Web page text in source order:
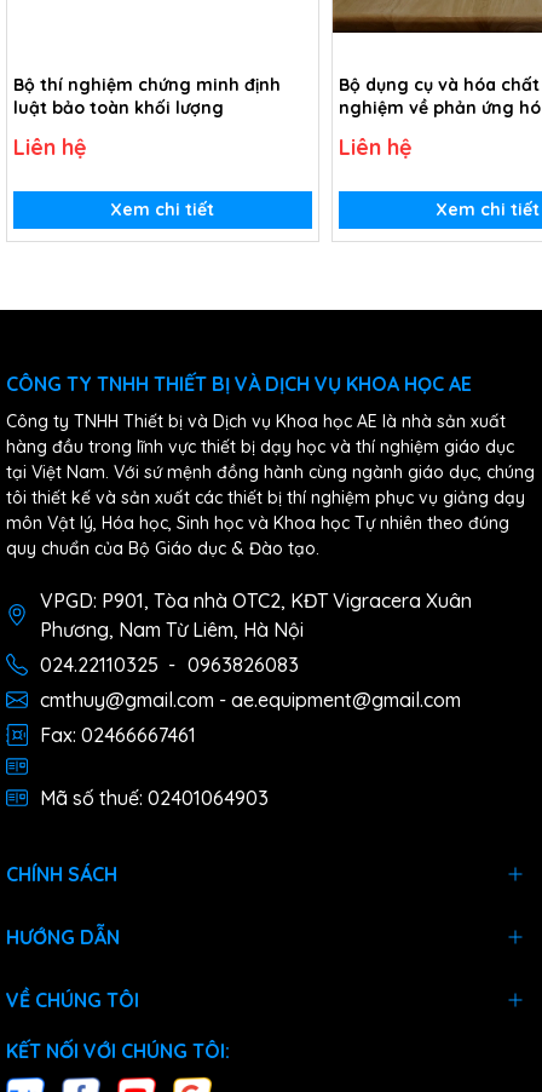
Bộ thí nghiệm chứng minh định
luật bảo toàn khối lượng
Liên hệ
Xem chi tiết
Bộ dụng cụ và hóa
nghiệm về phản ứng
Liên hệ
Xem chi tiết
CÔNG TY TNHH THIẾT BỊ VÀ DỊCH VỤ KHOA HỌC AE
Công ty TNHH Thiết bị và Dịch vụ Khoa học AE là nhà sản xuất
hàng đầu trong lĩnh vực thiết bị dạy học và thí nghiệm giáo dục
tại Việt Nam. Với sứ mệnh đồng hành cùng ngành giáo dục, chúng
tôi thiết kế và sản xuất các thiết bị thí nghiệm phục vụ giảng dạy
môn Vật lý, Hóa học, Sinh học và Khoa học Tự nhiên theo đúng
quy chuẩn của Bộ Giáo dục & Đào tạo.
VPGD: P901, Tòa nhà OTC2, KĐT Vigracera Xuân
Phương, Nam Từ Liêm, Hà Nội
024.22110325 - 0963826083
cmthuy@gmail.com - ae.equipment@gmail.com
Fax: 02466667461
Mã số thuế: 02401064903
CHÍNH SÁCH
HƯỚNG DẪN
VỀ CHÚNG TÔI
KẾT NỐI VỚI CHÚNG TÔI: